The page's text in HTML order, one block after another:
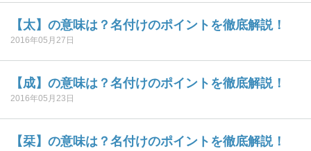
【太】の意味は？名付けのポイントを徹底解説！
2016年05月27日
【成】の意味は？名付けのポイントを徹底解説！
2016年05月23日
【栞】の意味は？名付けのポイントを徹底解説！